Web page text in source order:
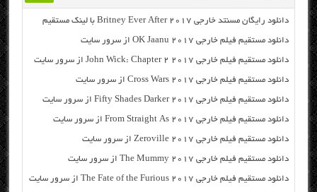
دانلود رایگان مسنتد خارجی Britney Ever After 2017 با لینک مستقیم
دانلود مستقیم فیلم خارجی OK Jaanu 2017 از سرور سایت
دانلود مستقیم فیلم خارجی John Wick: Chapter 2 2017 از سرور سایت
دانلود مستقیم فیلم خارجی Cross Wars 2017 از سرور سایت
دانلود مستقیم فیلم خارجی Fifty Shades Darker 2017 از سرور سایت
دانلود مستقیم فیلم خارجی From Straight As 2017 از سرور سایت
دانلود مستقیم فیلم خارجی Zeroville 2017 از سرور سایت
دانلود مستقیم فیلم خارجی The Mummy 2017 از سرور سایت
دانلود مستقیم فیلم خارجی The Fate of the Furious 2017 از سرور سایت